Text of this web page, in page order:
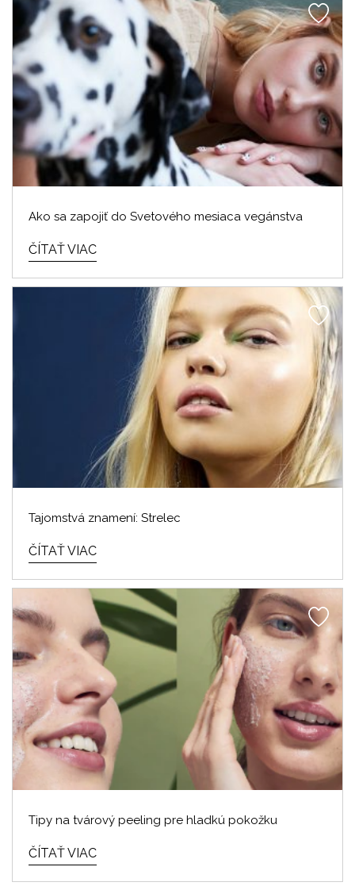
Ako sa zapojiť do Svetového mesiaca vegánstva
ČÍTAŤ VIAC
Tajomstvá znamení: Strelec
ČÍTAŤ VIAC
Tipy na tvárový peeling pre hladkú pokožku
ČÍTAŤ VIAC